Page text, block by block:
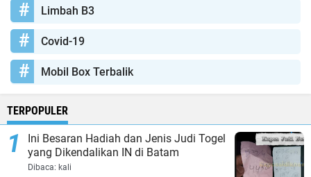
Limbah B3
Covid-19
Mobil Box Terbalik
TERPOPULER
Ini Besaran Hadiah dan Jenis Judi Togel
yang Dikendalikan IN di Batam
Dibaca: kali